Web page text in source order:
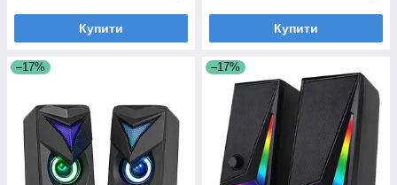
Купити Купити
–17% –17%